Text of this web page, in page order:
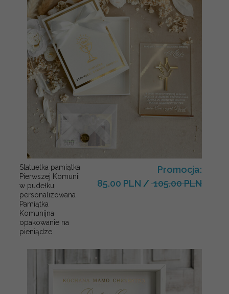
Statuetka pamiątka
Pierwszej Komunii
w pudełku,
personalizowana
Pamiątka
Komunijna
opakowanie na
pieniądze
Promocja:
85.00 PLN / 105.00 PLN